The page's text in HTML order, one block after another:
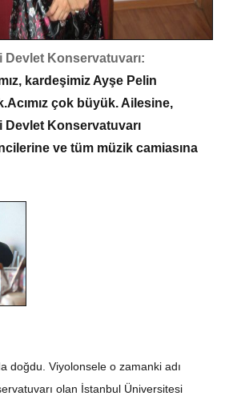
Devlet Konservatuvarı:
kardeşimiz Ayşe Pelin
çok büyük. Ailesine,
Devlet Konservatuvarı
ve tüm müzik camiasına
doğdu. Viyolonsele o zamanki adı
olan İstanbul Üniversitesi